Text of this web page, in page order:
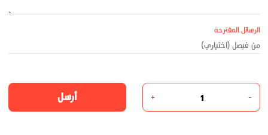
الرسائل المقترحة
-
+ أرسل